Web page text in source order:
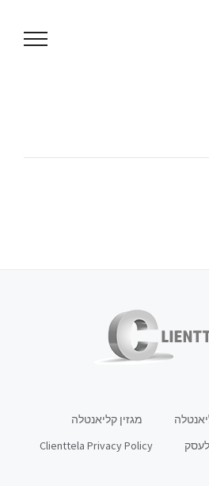
מגזין קליאנטלה
Clienttela Privacy Policy